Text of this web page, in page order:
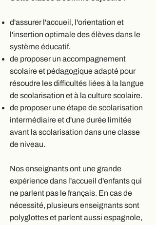
d'assurer l'accueil, l'orientation et
l'insertion optimale des élèves dans le
système éducatif.
de proposer un accompagnement
scolaire et pédagogique adapté pour
résoudre les difficultés liées à la langue
de scolarisation et à la culture scolaire.
de proposer une étape de scolarisation
intermédiaire et d'une durée limitée
avant la scolarisation dans une classe
de niveau.
Nos enseignants ont une grande
expérience dans l'accueil d'enfants qui
ne parlent pas le français. En cas de
nécessité, plusieurs enseignants sont
polyglottes et parlent aussi espagnole,